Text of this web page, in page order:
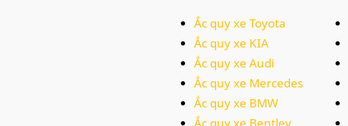
Ắc quy xe Toyota
Ắc quy xe KIA
Ắc quy xe Audi
Ắc quy xe Mercedes
Ắc quy xe BMW
Ắc quy xe Bentley